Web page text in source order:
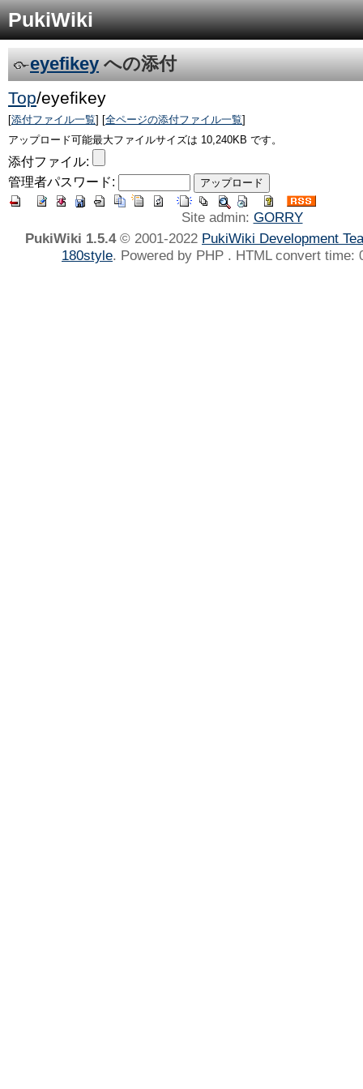
PukiWiki
eyefikeyへの添付
Top/eyefikey
[添付ファイル一覧] [全ページの添付ファイル一覧]
アップロード可能最大ファイルサイズは 10,240KB です。
添付ファイル:
管理者パスワード:
Site admin: GORRY
PukiWiki 1.5.4© 2001-2022 PukiWiki Development
180style. Powered by PHP . HTML convert time: